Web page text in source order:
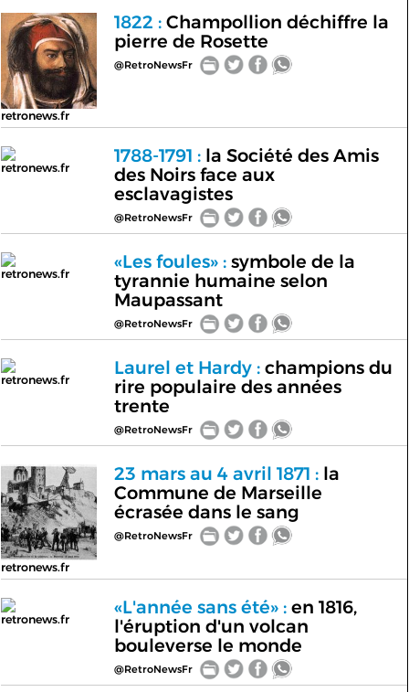
retronews.fr
1822 :Champollion déchiffre la
pierre de Rosette
@RetroNewsFr
retronews.fr
1788-1791 :la Société des Amis
des Noirs face aux
esclavagistes
@RetroNewsFr
retronews.fr
«Les foules» :symbole de la
tyrannie humaine selon
Maupassant
@RetroNewsFr
retronews.fr
Laurel et Hardy :champions du
rire populaire des années
trente
@RetroNewsFr
retronews.fr
23 mars au 4 avril 1871 :la
Commune de Marseille
écrasée dans le sang
@RetroNewsFr
retronews.fr
«L'année sans été» :en 1816,
l'éruption d'un volcan
bouleverse le monde
@RetroNewsFr